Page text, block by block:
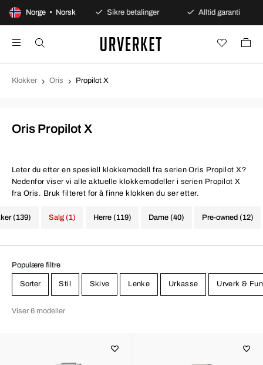
Norge • Norsk
åpent kjøp Sikre betalinger Alltid garanti
Klokker Oris Propilot X
Oris Propilot X
Leter du etter en spesiell klokkemodell fra serien Oris Propilot X?
Nedenfor viser vi alle aktuelle klokkemodeller i serien Propilot X
fra Oris. Bruk filteret for å finne klokken du ser etter.
(139) Herre (119) Dame (40) Pre-owned (12)
Salg (1)
Populære filtre
Sorter Stil Skive Lenke Urkasse Urverk &
Viser 6 modeller